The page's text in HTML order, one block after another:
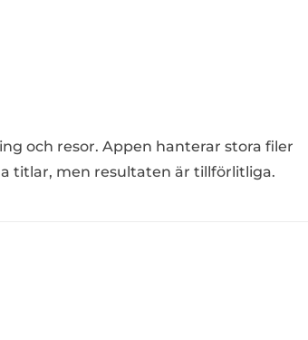
och resor. Appen hanterar stora filer
titlar, men resultaten är tillförlitliga.